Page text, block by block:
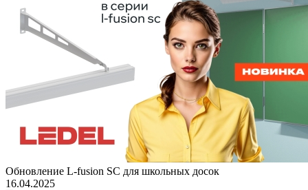
Обновление L-fusion SC для школьных досок
16.04.2025